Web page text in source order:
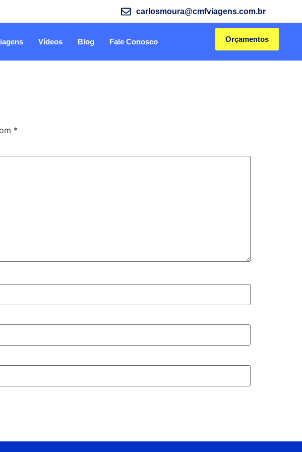
carlosmoura@cmfviagens.com.br
Vídeos Blog Fale Conosco Orçamentos
*